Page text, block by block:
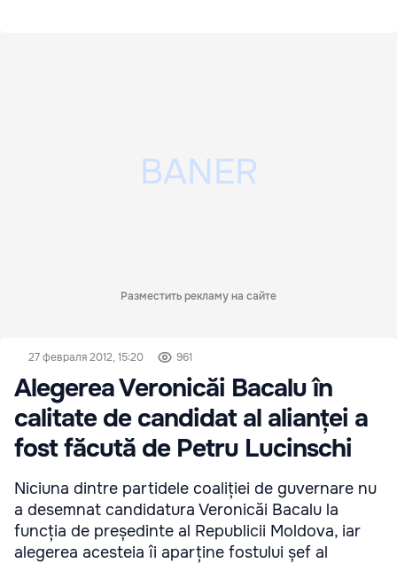
Разместить рекламу на сайте
27 февраля 2012, 15:20 961
Alegerea Veronicăi Bacalu în
calitate de candidat al alianței a
fost făcută de Petru Lucinschi
Niciuna dintre partidele coaliției de guvernare nu
a desemnat candidatura Veronicăi Bacalu la
funcția de președinte al Republicii Moldova, iar
alegerea acesteia îi aparține fostului șef al